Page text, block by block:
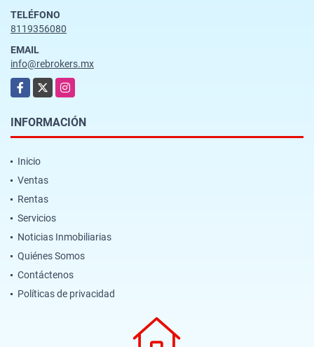
TELÉFONO
8119356080
EMAIL
info@rebrokers.mx
Facebook
X Instagram
INFORMACIÓN
Inicio
Ventas
Rentas
Servicios
Noticias Inmobiliarias
Quiénes Somos
Contáctenos
Políticas de privacidad